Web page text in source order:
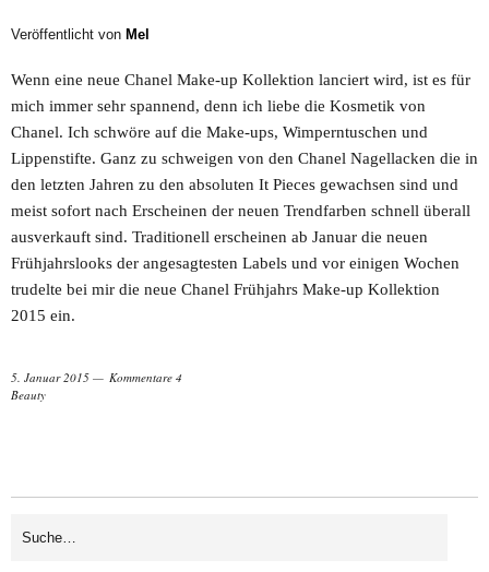
Veröffentlicht von Mel
Wenn eine neue Chanel Make-up Kollektion lanciert wird, ist es für
mich immer sehr spannend, denn ich liebe die Kosmetik von
Chanel. Ich schwöre auf die Make-ups, Wimperntuschen und
Lippenstifte. Ganz zu schweigen von den Chanel Nagellacken die in
den letzten Jahren zu den absoluten It Pieces gewachsen sind und
meist sofort nach Erscheinen der neuen Trendfarben schnell überall
ausverkauft sind. Traditionell erscheinen ab Januar die neuen
Frühjahrslooks der angesagtesten Labels und vor einigen Wochen
trudelte bei mir die neue Chanel Frühjahrs Make-up Kollektion
2015 ein.
5. Januar 2015
Kommentare 4
Beauty